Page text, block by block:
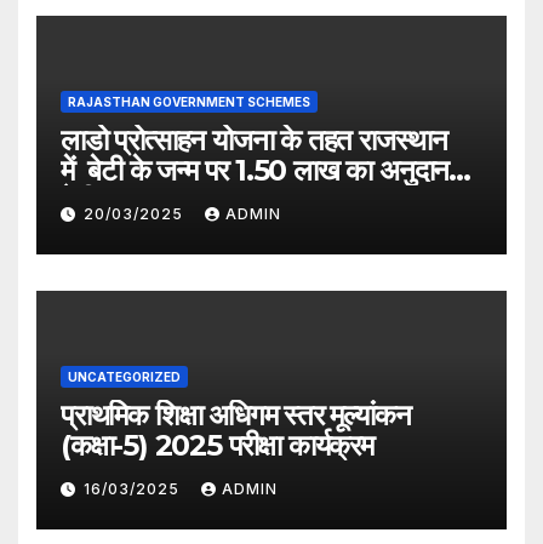
RAJASTHAN GOVERNMENT SCHEMES
लाडो प्रोत्साहन योजना के तहत राजस्थान
में बेटी के जन्म पर 1.50 लाख का अनुदान
देगी सरकार
20/03/2025 ADMIN
UNCATEGORIZED
प्राथमिक शिक्षा अधिगम स्तर मूल्यांकन
(कक्षा-5) 2025 परीक्षा कार्यक्रम
16/03/2025 ADMIN